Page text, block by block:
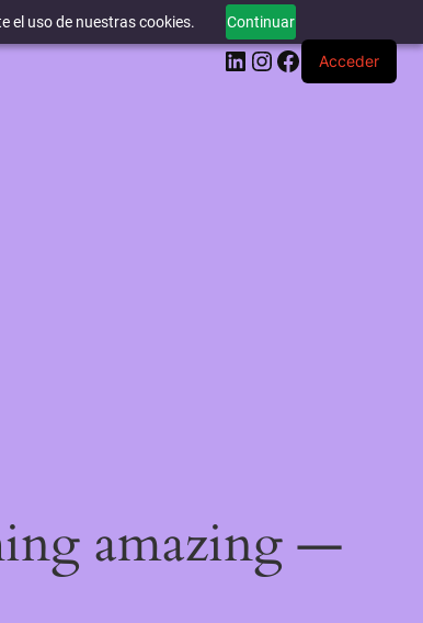
el uso de nuestras cookies. Continuar
LinkedIn
Instagram
Facebook
Acceder
amazing —